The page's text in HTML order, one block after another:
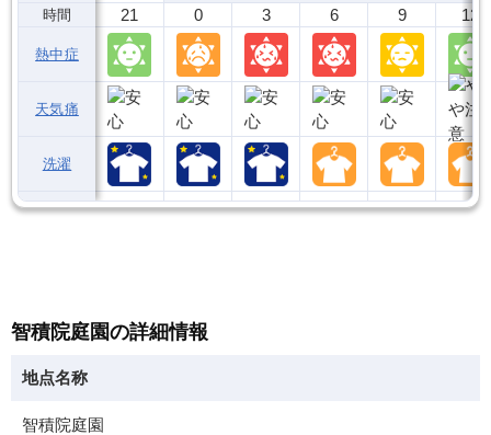
時間
熱中症
天気痛
洗濯
21 0 3 6 9 12
智積院庭園の詳細情報
地点名称
智積院庭園